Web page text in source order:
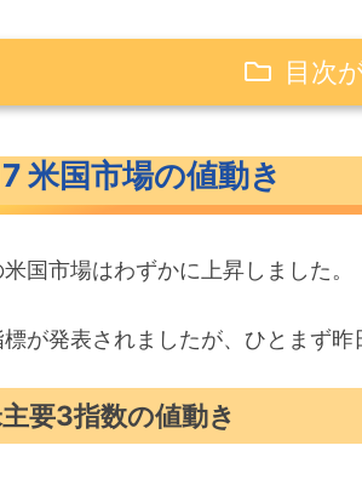
目次
米主要3指数の値動き
S&P500ヒートマップ
セクター別パフォーマンス
S&P500チャート分析
米国市場のトピックス
米国市場の値動き
国市場はわずかに上昇しました。
が発表されましたが、ひとまず
要3指数の値動き